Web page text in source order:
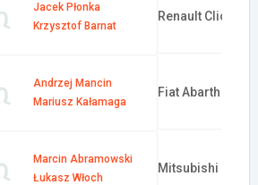
Jacek Płonka
Krzysztof Barnat
Renault Clio R3
Andrzej Mancin
Mariusz Kałamaga
Fiat Abarth 500
Marcin Abramowski
Łukasz Włoch
Mitsubishi